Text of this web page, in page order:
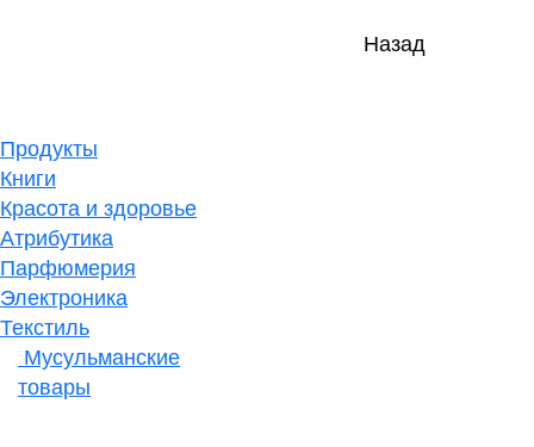
Назад
Продукты
Книги
Красота и здоровье
Атрибутика
Парфюмерия
Электроника
Текстиль
Мусульманские
товары